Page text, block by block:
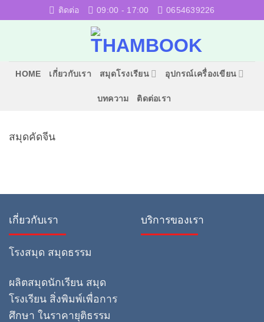
ติดต่อ 09:00 - 17:00 0654639226
HOME เกี่ยวกับเรา สมุดโรงเรียน อุปกรณ์เครื่องเขียน
บทความ ติดต่อเรา
สมุดคัดจีน
เกี่ยวกับเรา
โรงสมุด สมุดธรรม
ผลิตสมุดนักเรียน สมุด
โรงเรียน สิ่งพิมพ์เพื่อการ
ศึกษา ในราคายุติธรรม
บริการของเรา